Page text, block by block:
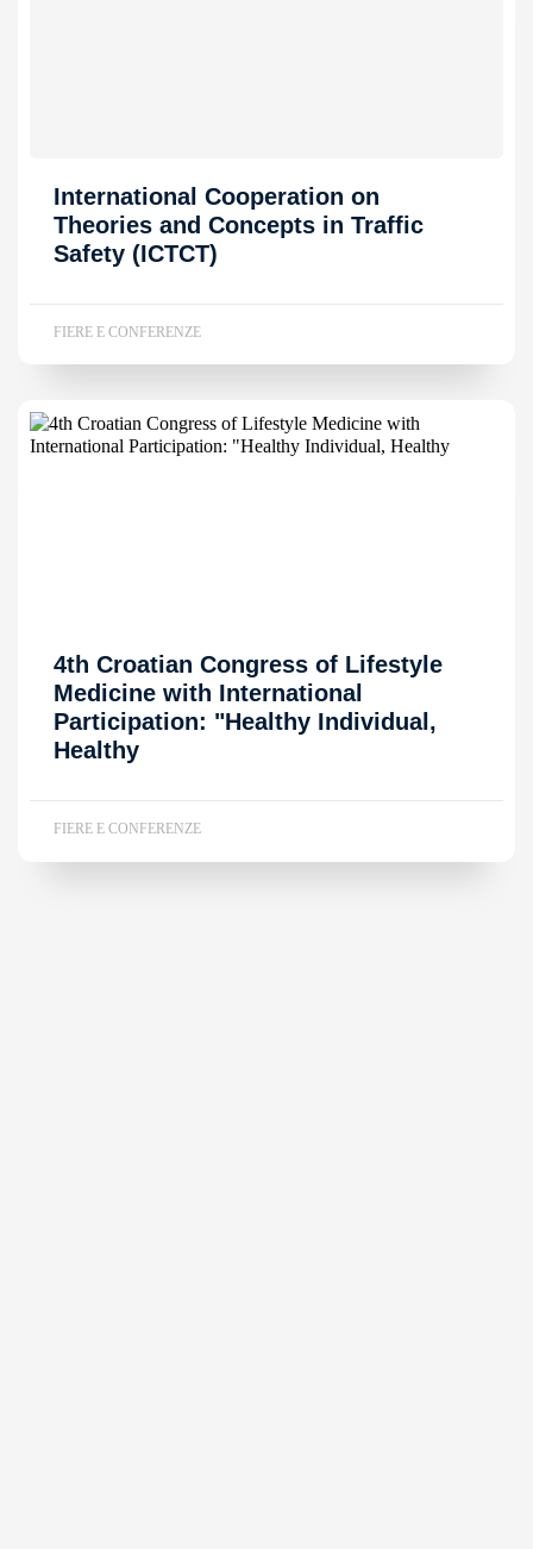
International Cooperation on
Theories and Concepts in Traffic
Safety (ICTCT)
FIERE E CONFERENZE
4th Croatian Congress of Lifestyle
Medicine with International
Participation: "Healthy Individual,
Healthy
FIERE E CONFERENZE